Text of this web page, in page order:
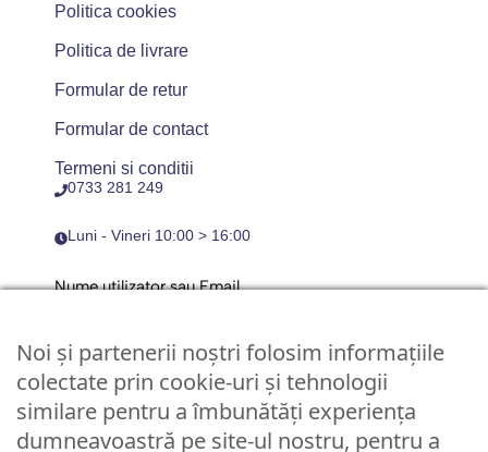
Politica cookies
Politica de livrare
Formular de retur
Formular de contact
Termeni si conditii
0733 281 249
Luni - Vineri 10:00 > 16:00
Nume utilizator sau Email
Parola
Noi și partenerii noștri folosim informațiile
colectate prin cookie-uri și tehnologii
similare pentru a îmbunătăți experiența
dumneavoastră pe site-ul nostru, pentru a